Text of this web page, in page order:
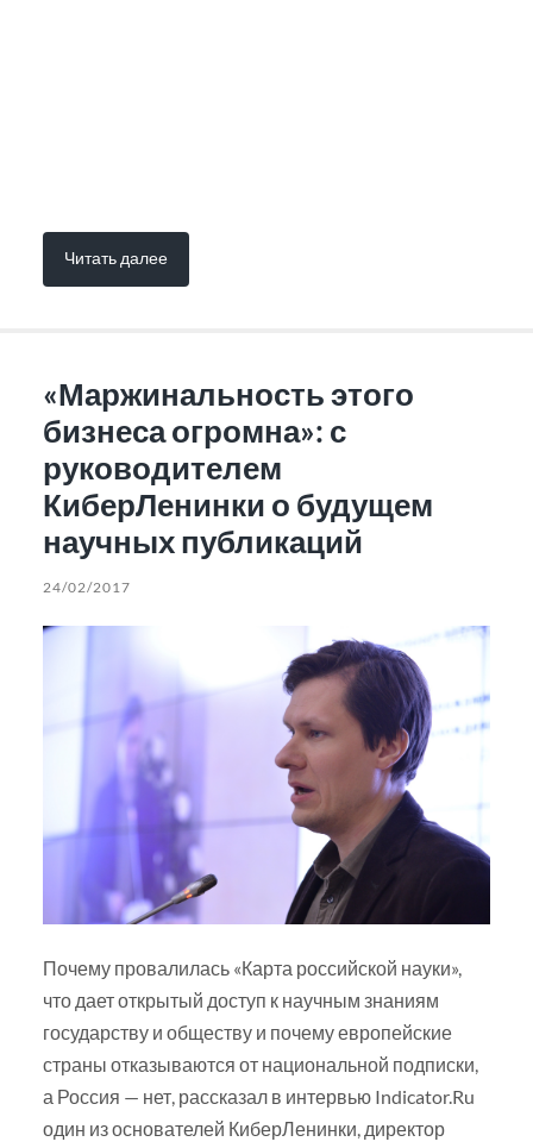
Читать далее
«Маржинальность этого
бизнеса огромна»: с
руководителем
КиберЛенинки о будущем
научных публикаций
24/02/2017
Почему провалилась «Карта российской науки»,
что дает открытый доступ к научным знаниям
государству и обществу и почему европейские
страны отказываются от национальной подписки,
а Россия — нет, рассказал в интервью Indicator.Ru
один из основателей КиберЛенинки, директор